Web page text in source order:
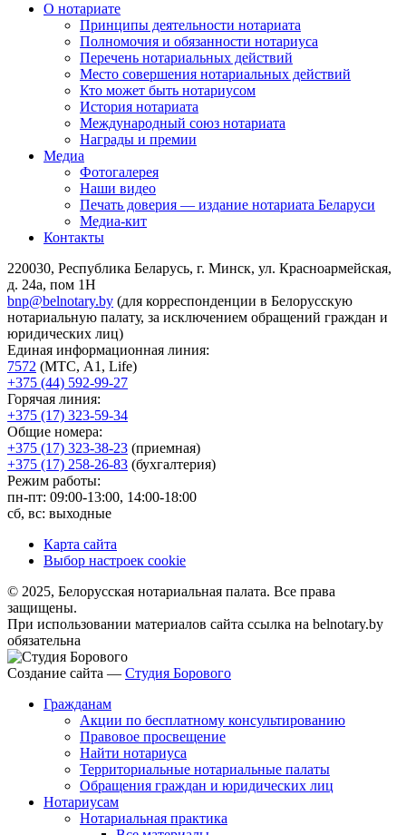
О нотариате
Принципы деятельности нотариата
Полномочия и обязанности нотариуса
Перечень нотариальных действий
Место совершения нотариальных действий
Кто может быть нотариусом
История нотариата
Международный союз нотариата
Награды и премии
Медиа
Фотогалерея
Наши видео
Печать доверия — издание нотариата Беларуси
Медиа-кит
Контакты
220030, Республика Беларусь, г. Минск, ул. Красноармейская,
д. 24а, пом 1Н
bnp@belnotary.by (для корреспонденции в Белорусскую
нотариальную палату, за исключением обращений граждан и
юридических лиц)
Единая информационная линия:
7572 (МТС, A1, Life)
+375 (44) 592-99-27
Горячая линия:
+375 (17) 323-59-34
Общие номера:
+375 (17) 323-38-23 (приемная)
+375 (17) 258-26-83 (бухгалтерия)
Режим работы:
пн-пт: 09:00-13:00, 14:00-18:00
сб, вс: выходные
Карта сайта
Выбор настроек cookie
© 2025, Белорусская нотариальная палата. Все права
защищены.
При использовании материалов сайта ссылка на belnotary.by
обязательна
Создание сайта — Студия Борового
Гражданам
Акции по бесплатному консультированию
Правовое просвещение
Найти нотариуса
Территориальные нотариальные палаты
Обращения граждан и юридических лиц
Нотариусам
Нотариальная практика